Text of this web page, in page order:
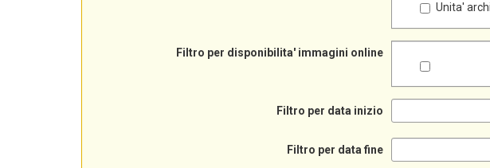
Unita'
Filtro per disponibilita' immagini online
Filtro per data inizio
Filtro per data fine